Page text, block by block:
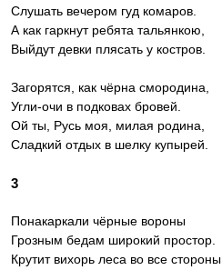
Слушать вечером гуд комаров.
А как гаркнут ребята тальянкою,
Выйдут девки плясать у костров.
Загорятся, как чёрна смородина,
Угли-очи в подковах бровей.
Ой ты, Русь моя, милая родина,
Сладкий отдых в шелку купырей.
3
Понакаркали чёрные вороны
Грозным бедам широкий простор.
Крутит вихорь леса во все стороны,